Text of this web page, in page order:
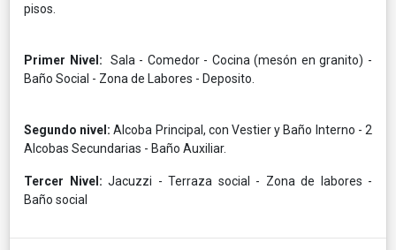
pisos.
Primer Nivel:
Sala - Comedor - Cocina (mesón en granito) -
Baño Social - Zona de Labores - Deposito.
Segundo nivel: Alcoba Principal, con Vestier y Baño Interno - 2
Alcobas Secundarias - Baño Auxiliar.
Tercer Nivel: Jacuzzi - Terraza social - Zona de labores -
Baño social